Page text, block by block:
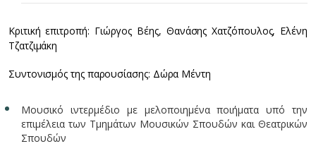
Κριτική επιτροπή: Γιώργος Βέης, Θανάσης Χατζόπουλος, Ελένη
Τζατζιμάκη
Συντονισμός της παρουσίασης: Δώρα Μέντη
Μουσικό ιντερμέδιο με μελοποιημένα ποιήματα υπό την
επιμέλεια των Τμημάτων Μουσικών Σπουδών και Θεατρικών
Σπουδών